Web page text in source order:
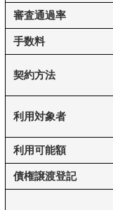
審査通過率
手数料
契約方法
利用対象者
利用可能額
債権譲渡登記